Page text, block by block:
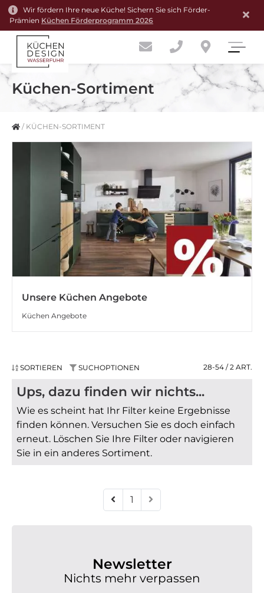
Wir fördern Ihre neue Küche! Sichern Sie sich Förder-
Prämien Küchen Förderprogramm 2026
Küchen-Sortiment
/ KÜCHEN-SORTIMENT
Unsere Küchen Angebote
Küchen Angebote
SORTIEREN SUCHOPTIONEN 28-54 / 2 ART.
Ups, dazu finden wir nichts...
Wie es scheint hat Ihr Filter keine Ergebnisse
finden können. Versuchen Sie es doch einfach
erneut. Löschen Sie Ihre Filter oder navigieren
Sie in ein anderes Sortiment.
1
Newsletter
Nichts mehr verpassen